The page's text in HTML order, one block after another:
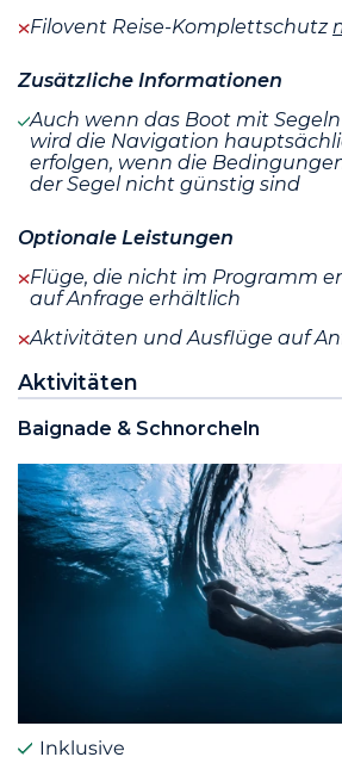
Filovent Reise-Komplettschutz
Zusätzliche Informationen
Auch wenn das Boot mit
wird die Navigation
erfolgen, wenn die
der Segel nicht günstig sind
Optionale Leistungen
Flüge, die nicht im Programm
auf Anfrage erhältlich
Aktivitäten und Ausflüge auf
Aktivitäten
Baignade & Schnorcheln
Inklusive